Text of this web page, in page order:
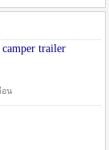
trailer
อน